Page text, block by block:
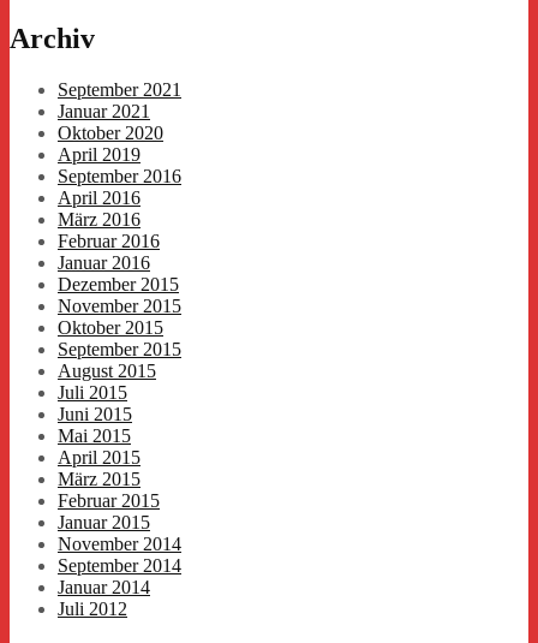
Archiv
September 2021
Januar 2021
Oktober 2020
April 2019
September 2016
April 2016
März 2016
Februar 2016
Januar 2016
Dezember 2015
November 2015
Oktober 2015
September 2015
August 2015
Juli 2015
Juni 2015
Mai 2015
April 2015
März 2015
Februar 2015
Januar 2015
November 2014
September 2014
Januar 2014
Juli 2012